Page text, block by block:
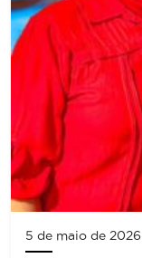
5 de maio de 2026